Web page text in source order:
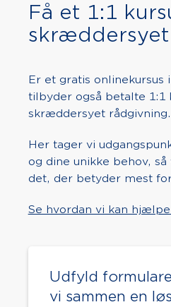
Få et 1:1
Er et gratis onlinekursus
tilbyder også betalte 1:1
skræddersyet rådgivning.
Her tager vi
og dine unikke behov,
det, der betyder mest
Se hvordan vi kan
Udfyld
vi sammen en